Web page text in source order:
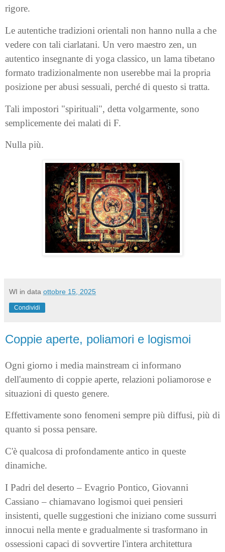
rigore.
Le autentiche tradizioni orientali non hanno nulla a che
vedere con tali ciarlatani. Un vero maestro zen, un
autentico insegnante di yoga classico, un lama tibetano
formato tradizionalmente non userebbe mai la propria
posizione per abusi sessuali, perché di questo si tratta.
Tali impostori "spirituali", detta volgarmente, sono
semplicemente dei malati di F.
Nulla più.
WI in data ottobre 15, 2025
Condividi
Coppie aperte, poliamori e logismoi
Ogni giorno i media mainstream ci informano
dell'aumento di coppie aperte, relazioni poliamorose e
situazioni di questo genere.
Effettivamente sono fenomeni sempre più diffusi, più di
quanto si possa pensare.
C'è qualcosa di profondamente antico in queste
dinamiche.
I Padri del deserto – Evagrio Pontico, Giovanni
Cassiano – chiamavano logismoi quei pensieri
insistenti, quelle suggestioni che iniziano come sussurri
innocui nella mente e gradualmente si trasformano in
ossessioni capaci di sovvertire l'intera architettura